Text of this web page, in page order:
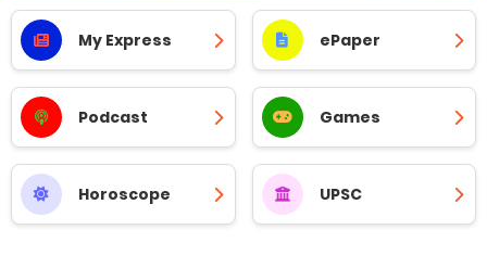
My Express ePaper
Podcast Games
Horoscope UPSC